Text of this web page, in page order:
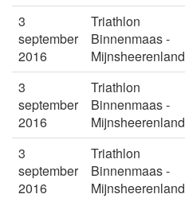
3
september
2016
Triathlon
Binnenmaas -
Mijnsheerenland
3
september
2016
Triathlon
Binnenmaas -
Mijnsheerenland
3
september
2016
Triathlon
Binnenmaas -
Mijnsheerenland